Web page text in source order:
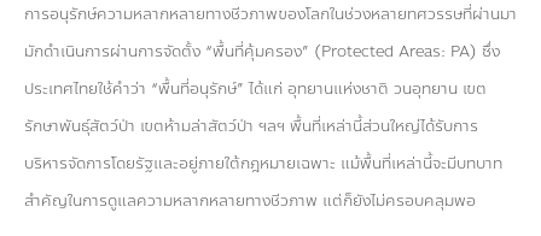
กองทุน ดร.ธีระ พันธุมวนิช
กองทุนสุขภาพกับสภาวะโลกร้อน
การอนุรักษ์ความหลากหลายทางชีวภาพของโลกในช่วงหลายทศวรรษที่ผ่านมา
มักดำเนินการผ่านการจัดตั้ง “พื้นที่คุ้มครอง” (Protected Areas: PA) ซึ่ง
ประเทศไทยใช้คำว่า “พื้นที่อนุรักษ์” ได้แก่ อุทยานแห่งชาติ วนอุทยาน เขต
รักษาพันธุ์สัตว์ป่า เขตห้ามล่าสัตว์ป่า ฯลฯ พื้นที่เหล่านี้ส่วนใหญ่ได้รับการ
บริหารจัดการโดยรัฐและอยู่ภายใต้กฎหมายเฉพาะ แม้พื้นที่เหล่านี้จะมีบทบาท
สำคัญในการดูแลความหลากหลายทางชีวภาพ แต่ก็ยังไม่ครอบคลุมพอ